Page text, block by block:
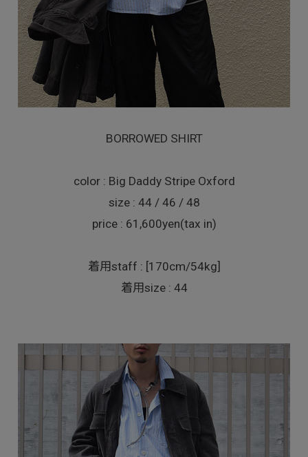
BORROWED SHIRT
color : Big Daddy Stripe Oxford
size : 44 / 46 / 48
price : 61,600yen(tax in)
着用staff : [170cm/54kg]
着用size : 44